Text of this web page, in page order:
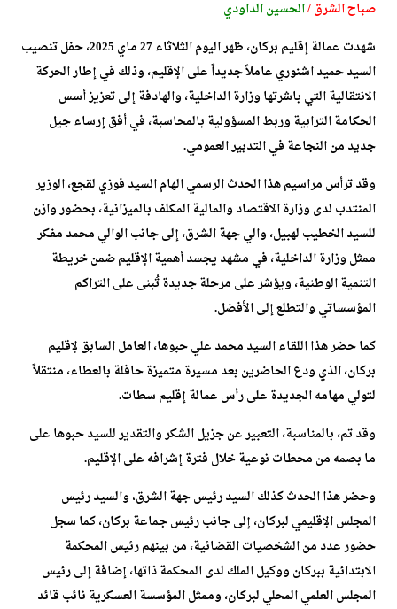
صباح الشرق /الحسينالداودي
شهدت عمالة إقليم بركان، ظهر اليوم الثلاثاء 27 ماي 2025، حفل تنصيب
السيد حميد اشنوري عاملاً جديداً على الإقليم، وذلك في إطار الحركة
الانتقالية التي باشرتها وزارة الداخلية، والهادفة إلى تعزيز أسس
الحكامة الترابية وربط المسؤولية بالمحاسبة، في أفق إرساء جيل
جديد من النجاعة في التدبير العمومي.
وقد ترأس مراسيم هذا الحدث الرسمي الهام السيد فوزي لقجع، الوزير
المنتدب لدى وزارة الاقتصاد والمالية المكلف بالميزانية، بحضور وازن
للسيد الخطيب لهبيل، والي جهة الشرق، إلى جانب الوالي محمد مفكر
ممثل وزارة الداخلية، في مشهد يجسد أهمية الإقليم ضمن خريطة
التنمية الوطنية، ويؤشر على مرحلة جديدة تُبنى على التراكم
المؤسساتي والتطلع إلى الأفضل.
كما حضر هذا اللقاء السيد محمد علي حبوها، العامل السابق لإقليم
بركان، الذي ودع الحاضرين بعد مسيرة متميزة حافلة بالعطاء، منتقلاً
لتولي مهامه الجديدة على رأس عمالة إقليم سطات.
وقد تم، بالمناسبة، التعبير عن جزيل الشكر والتقدير للسيد حبوها على
ما بصمه من محطات نوعية خلال فترة إشرافه على الإقليم.
وحضر هذا الحدث كذلك السيد رئيس جهة الشرق، والسيد رئيس
المجلس الإقليمي لبركان، إلى جانب رئيس جماعة بركان، كما سجل
حضور عدد من الشخصيات القضائية، من بينهم رئيس المحكمة
الابتدائية ببركان ووكيل الملك لدى المحكمة ذاتها، إضافة إلى رئيس
المجلس العلمي المحلي لبركان، وممثل المؤسسة العسكرية نائب قائد